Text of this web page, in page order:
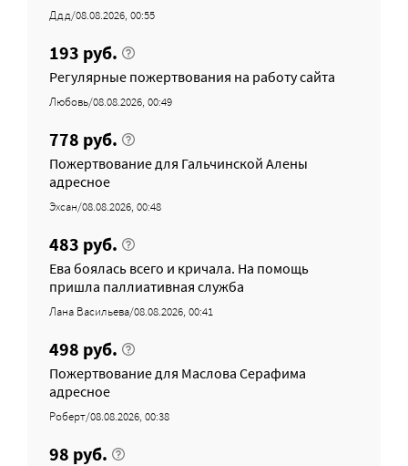
Ддд/08.08.2026, 00:55
193 руб.
Регулярные пожертвования на работу сайта
Любовь/08.08.2026, 00:49
778 руб.
Пожертвование для Гальчинской Алены
адресное
Эхсан/08.08.2026, 00:48
483 руб.
Ева боялась всего и кричала. На помощь
пришла паллиативная служба
Лана Васильева/08.08.2026, 00:41
498 руб.
Пожертвование для Маслова Серафима
адресное
Роберт/08.08.2026, 00:38
98 руб.